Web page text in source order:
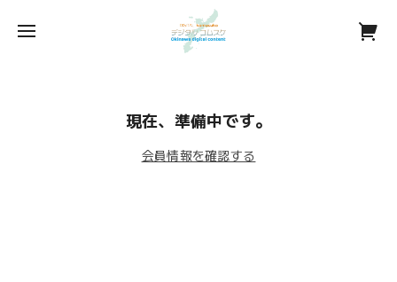
現在、準備中です。
会員情報を確認する